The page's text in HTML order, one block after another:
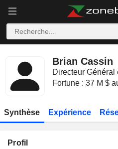
Brian Cassin
Directeur Général
Fortune : 37 M $
Synthèse Expérience
Profil